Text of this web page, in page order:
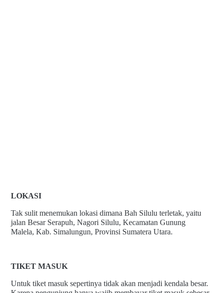
LOKASI
Tak sulit menemukan lokasi dimana Bah Silulu terletak, yaitu
jalan Besar Serapuh, Nagori Silulu, Kecamatan Gunung
Malela, Kab. Simalungun, Provinsi Sumatera Utara.
TIKET MASUK
Untuk tiket masuk sepertinya tidak akan menjadi kendala besar.